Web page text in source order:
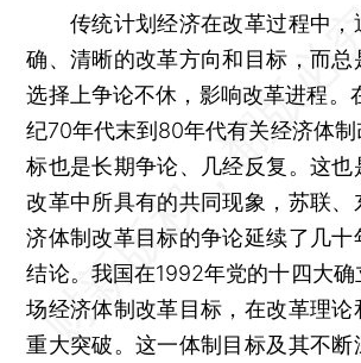
传统计划经济在改革过程中，
确、清晰的改革方向和目标，而总
选择上争论不休，影响改革进程。
纪70年代末到80年代有关经济体制
标也是长期争论、几经反复。这也
改革中所具有的共同现象，苏联、
济体制改革目标的争论延续了几十
结论。我国在1992年党的十四大
场经济体制改革目标，在改革理论
重大突破。这一体制目标及其不断